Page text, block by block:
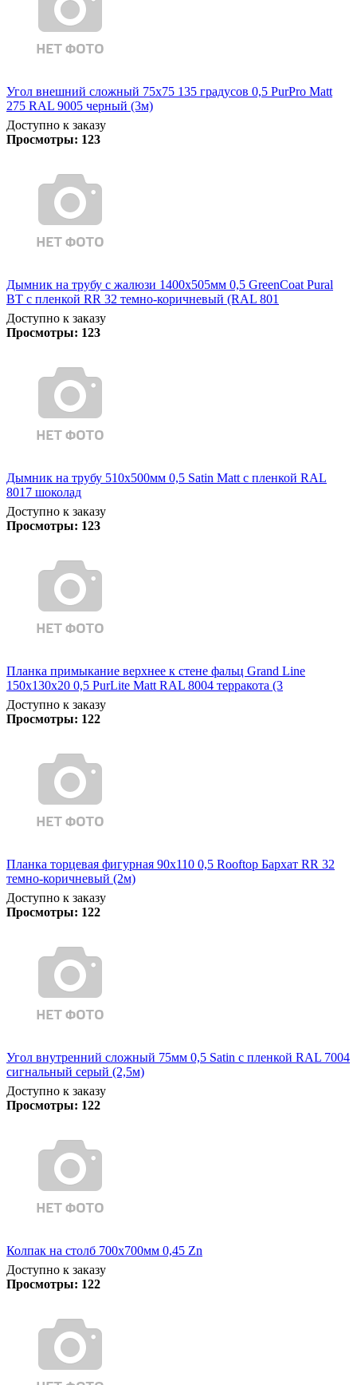
Угол внешний сложный 75х75 135 градусов 0,5 PurPro Matt
275 RAL 9005 черный (3м)
Доступно к заказу
Просмотры: 123
Дымник на трубу с жалюзи 1400х505мм 0,5 GreenCoat Pural
BT с пленкой RR 32 темно-коричневый (RAL 801
Доступно к заказу
Просмотры: 123
Дымник на трубу 510х500мм 0,5 Satin Matt с пленкой RAL
8017 шоколад
Доступно к заказу
Просмотры: 123
Планка примыкание верхнее к стене фальц Grand Line
150х130х20 0,5 PurLite Matt RAL 8004 терракота (3
Доступно к заказу
Просмотры: 122
Планка торцевая фигурная 90х110 0,5 Rooftop Бархат RR 32
темно-коричневый (2м)
Доступно к заказу
Просмотры: 122
Угол внутренний сложный 75мм 0,5 Satin с пленкой RAL 7004
сигнальный серый (2,5м)
Доступно к заказу
Просмотры: 122
Колпак на столб 700х700мм 0,45 Zn
Доступно к заказу
Просмотры: 122